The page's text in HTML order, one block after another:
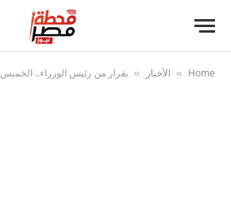
Home
» الأخبار » بقرار من رئيس الوزراء.. الخميس 2 يوليو إجازة رسمية بمناسبة ذكرى ثورة 30 يونيو